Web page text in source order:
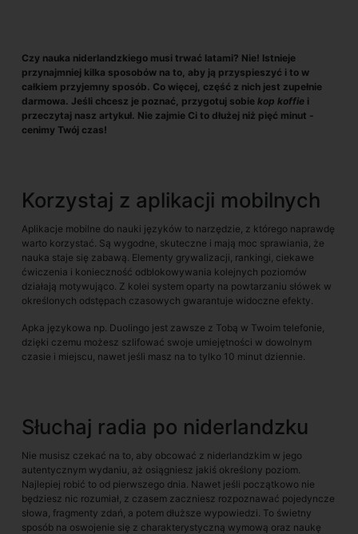
Czy nauka niderlandzkiego musi trwać latami? Nie! Istnieje
przynajmniej kilka sposobów na to, aby ją przyspieszyć i to w
całkiem przyjemny sposób. Co więcej, część z nich jest zupełnie
darmowa. Jeśli chcesz je poznać, przygotuj sobie kop koffie i
przeczytaj nasz artykuł. Nie zajmie Ci to dłużej niż pięć minut -
cenimy Twój czas!
Korzystaj z aplikacji mobilnych
Aplikacje mobilne do nauki języków to narzędzie, z którego naprawdę
warto korzystać. Są wygodne, skuteczne i mają moc sprawiania, że
nauka staje się zabawą. Elementy grywalizacji, rankingi, ciekawe
ćwiczenia i konieczność odblokowywania kolejnych poziomów
działają motywująco. Z kolei system oparty na powtarzaniu słówek w
określonych odstępach czasowych gwarantuje widoczne efekty.
Apka językowa np. Duolingo jest zawsze z Tobą w Twoim telefonie,
dzięki czemu możesz szlifować swoje umiejętności w dowolnym
czasie i miejscu, nawet jeśli masz na to tylko 10 minut dziennie.
Słuchaj radia po niderlandzku
Nie musisz czekać na to, aby obcować z niderlandzkim w jego
autentycznym wydaniu, aż osiągniesz jakiś określony poziom.
Najlepiej robić to od pierwszego dnia. Nawet jeśli początkowo nie
będziesz nic rozumiał, z czasem zaczniesz rozpoznawać pojedyncze
słowa, fragmenty zdań, a potem dłuższe wypowiedzi. To świetny
sposób na oswojenie się z charakterystyczną wymową oraz naukę